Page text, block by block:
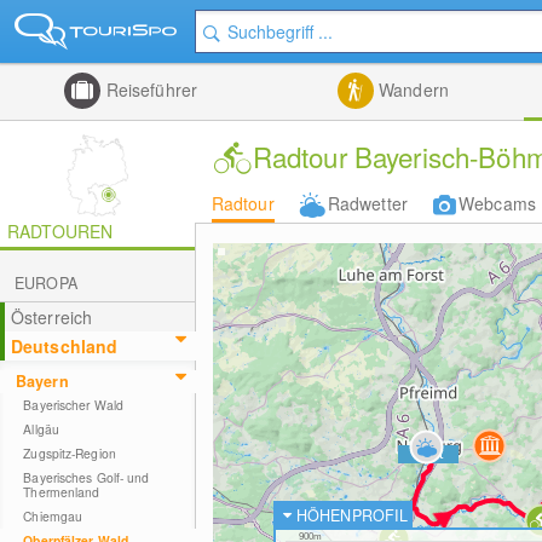
Reiseführer Wandern
Radtour Bayerisch-
Radtour Radwetter Webcams
RADTOUREN
EUROPA
Österreich
Deutschland
Bayern
Bayerischer Wald
Allgäu
Zugspitz-Region
Bayerisches Golf- und
Thermenland
Chiemgau
HÖHENPROFIL
900m